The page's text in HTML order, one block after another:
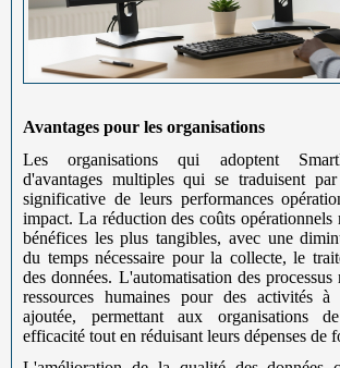
Avantages pour les organisations
Les organisations qui adoptent
d'avantages multiples qui se traduisent
significative de leurs performances
impact. La réduction des coûts opérationnels
bénéfices les plus tangibles, avec une
du temps nécessaire pour la collecte, le
des données. L'automatisation des
ressources humaines pour des activités
ajoutée, permettant aux organisations
efficacité tout en réduisant leurs dépenses de